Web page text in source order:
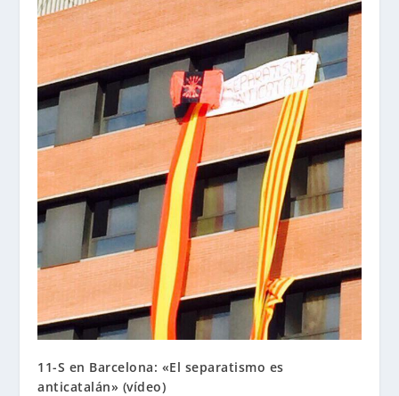
11-S en Barcelona: «El separatismo es
anticatalán» (vídeo)